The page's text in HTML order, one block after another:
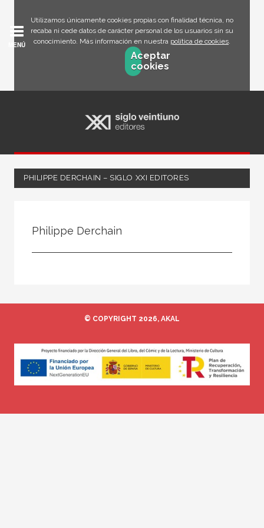
Utilizamos únicamente cookies propias con finalidad técnica, no
recaba ni cede datos de carácter personal de los usuarios sin su
conocimiento. Más información en nuestra política de cookies.
Aceptar
cookies
MENÚ
PHILIPPE DERCHAIN – SIGLO XXI EDITORES
Philippe Derchain
© COPYRIGHT 2026, AKAL